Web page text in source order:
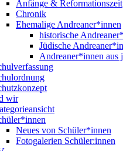
Anfänge & Reformationszeit
Chronik
Ehemalige Andreaner*innen
historische
Jüdische
Andreaner*innen aus
wir
Neues von Schüler*innen
Fotogalerien Schüler:innen